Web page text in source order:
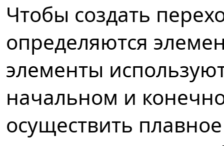
Чтобы создать
определяются
элементы
начальном и
осуществить